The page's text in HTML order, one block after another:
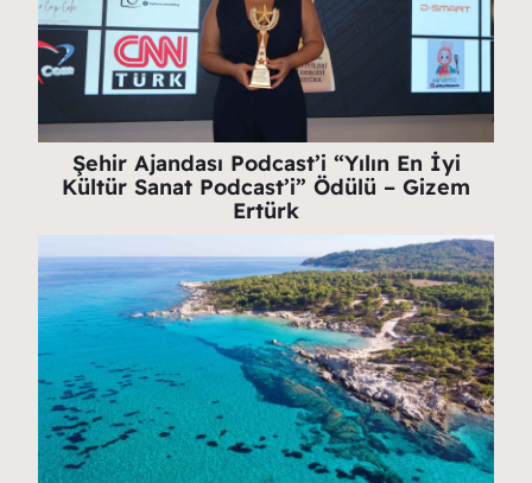
Şehir Ajandası Podcast’i “Yılın En İyi
Kültür Sanat Podcast’i” Ödülü – Gizem
Ertürk